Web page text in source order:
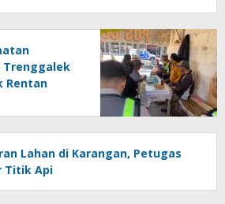
Trenggalek
Rentan
Lahan di Karangan, Petugas
Titik Api